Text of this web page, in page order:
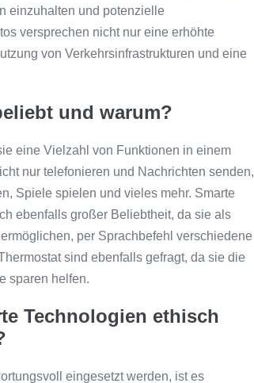
einzuhalten und potenzielle
versprechen nicht nur eine erhöhte
von Verkehrsinfrastrukturen und eine
und warum?
eine Vielzahl von Funktionen in einem
nur telefonieren und Nachrichten senden,
Spiele spielen und vieles mehr. Smarte
ebenfalls großer Beliebtheit, da sie als
per Sprachbefehl verschiedene
sind ebenfalls gefragt, da sie die
sparen helfen.
Technologien ethisch
eingesetzt werden, ist es